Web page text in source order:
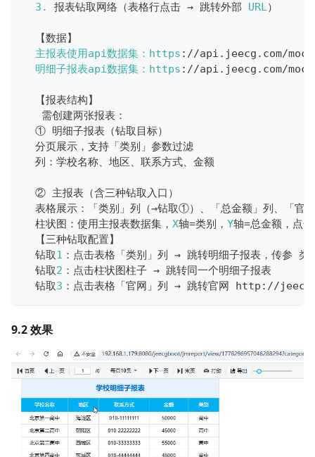
3.
报表钻取网络（表格行点击 → 跳转外部 URL）
  【数据】
主报表使用api数据集：https : //api . jeecg . com/mock
明细子报表api数据集：https : //api . jeecg . com/mock
  【报表结构】
   需创建两张报表：
  ① 明细子报表（钻取目标）
  分页展示，支持「类别」参数过滤
  列：学校名称、地区、联系方式、金额
  ② 主报表（含三种钻取入口）
表格展示：「类别」列（→钻取①）、「总金额」列、「官
  柱状图：使用主报表数据集，
X轴=类别， Y轴=总金额，点
  【三种钻取配置】
  钻取
1 ：点击表格「类别」列 → 跳转明细子报表，传参 类
  钻取
2 ：点击柱状图柱子 → 跳转同一个明细子报表
  钻取
3 ：点击表格「官网」列 → 跳转官网 http : //jeecg
9.2 效果